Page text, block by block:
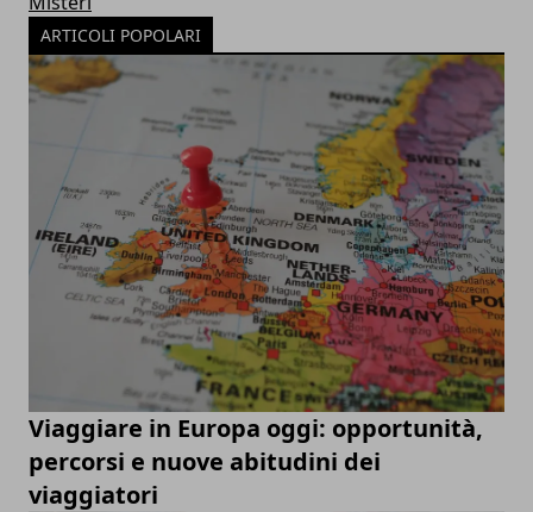
ARTICOLI POPOLARI
Viaggiare in Europa oggi: opportunità,
percorsi e nuove abitudini dei
viaggiatori